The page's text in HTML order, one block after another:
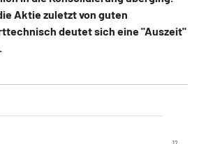
Aktie zuletzt von guten
deutet sich eine "Auszeit"